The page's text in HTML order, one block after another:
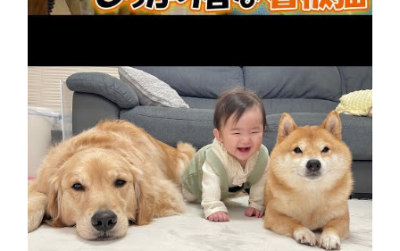
急成長の裏には豆柴とゴールデンレトリバーの
協力がありました…
2026年8月8日